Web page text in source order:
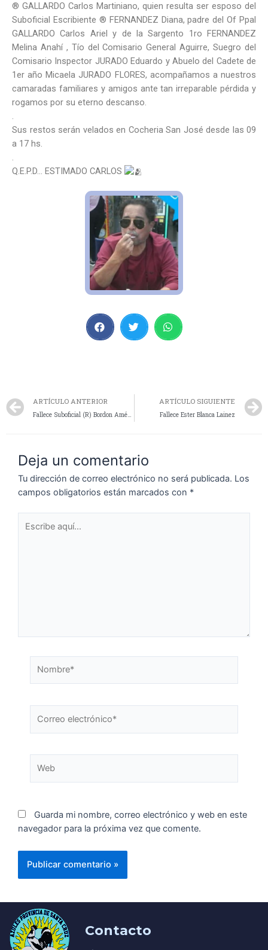
® GALLARDO Carlos Martiniano, quien resulta ser esposo del
Suboficial Escribiente ® FERNANDEZ Diana, padre del Of Ppal
GALLARDO Carlos Ariel y de la Sargento 1ro FERNANDEZ
Melina Anahí , Tío del Comisario General Aguirre, Suegro del
Comisario Inspector JURADO Eduardo y Abuelo del Cadete de
1er año Micaela JURADO FLORES, acompañamos a nuestros
camaradas familiares y amigos ante tan irreparable pérdida y
rogamos por su eterno descanso.
.
Sus restos serán velados en Cocheria San José desde las 09
a 17 hs.
.
Q.E.P.D… ESTIMADO CARLOS
ARTÍCULO ANTERIOR
Fallece Suboficial (R) Bordon Américo Ramón
ARTÍCULO SIGUIENTE
Fallece Ester Blanca Lainez
Deja un comentario
Tu dirección de correo electrónico no será publicada. Los
campos obligatorios están marcados con *
Guarda mi nombre, correo electrónico y web en este
navegador para la próxima vez que comente.
Contacto